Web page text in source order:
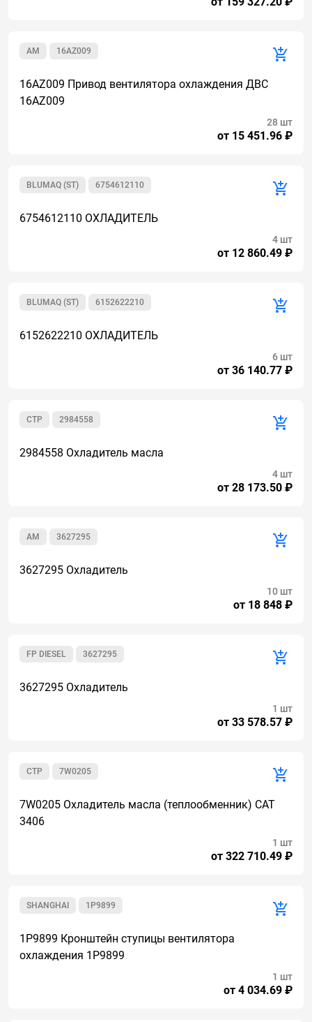
16AZ009
AM
16AZ009 Привод вентилятора охлаждения ДВС
16AZ009
от 15 451.96 ₽
28 шт
6754612110
BLUMAQ (ST)
6754612110 ОХЛАДИТЕЛЬ
от 12 860.49 ₽
4 шт
6152622210
BLUMAQ (ST)
6152622210 ОХЛАДИТЕЛЬ
от 36 140.77 ₽
6 шт
2984558
CTP
2984558 Охладитель масла
от 28 173.50 ₽
4 шт
3627295
AM
3627295 Охладитель
от 18 848 ₽
10 шт
3627295
FP DIESEL
3627295 Охладитель
от 33 578.57 ₽
1 шт
7W0205
CTP
7W0205 Охладитель масла (теплообменник) CAT
3406
от 322 710.49 ₽
1 шт
1P9899
SHANGHAI
1P9899 Кронштейн ступицы вентилятора
охлаждения 1P9899
от 4 034.69 ₽
1 шт